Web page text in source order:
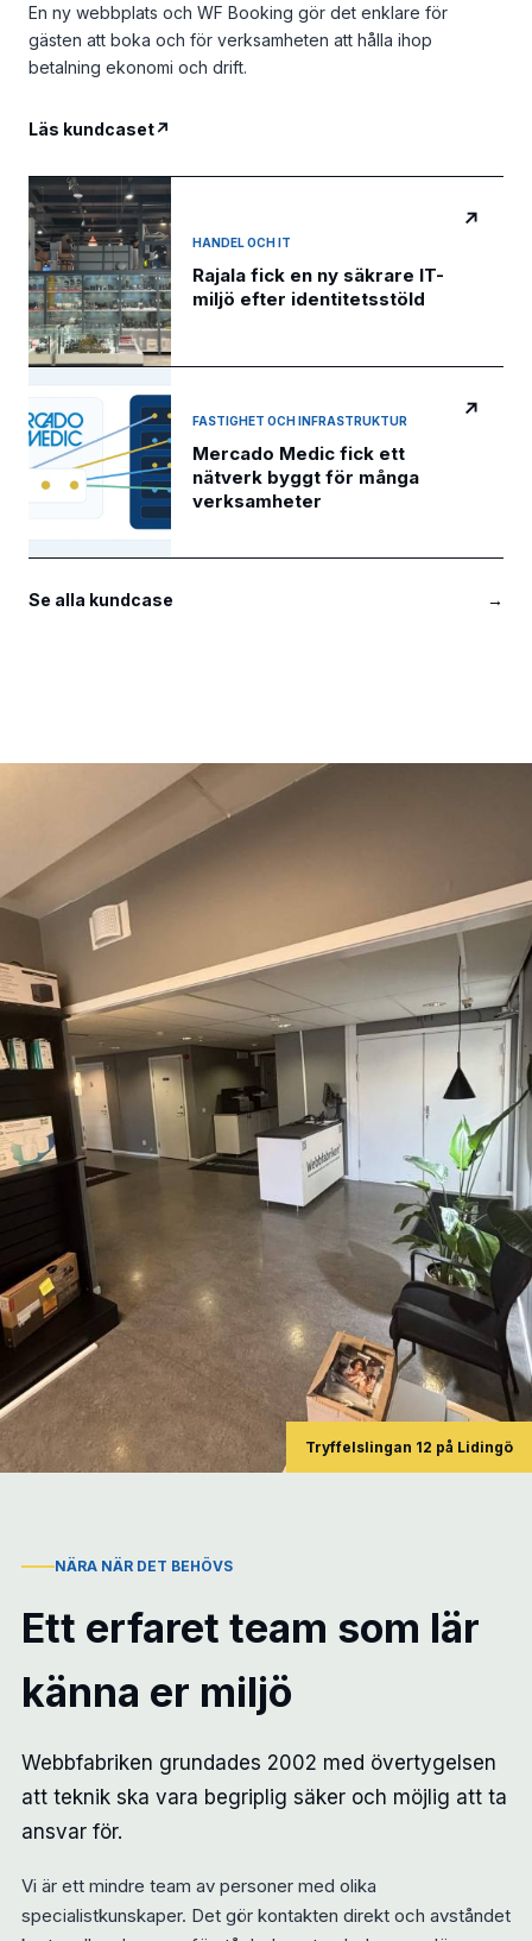
En ny webbplats och WF Booking gör det enklare för
gästen att boka och för verksamheten att hålla ihop
betalning ekonomi och drift.
Läs kundcaset↗
HANDEL OCH IT
Rajala fick en ny säkrare IT-
miljö efter identitetsstöld
↗
FASTIGHET OCH INFRASTRUKTUR
Mercado Medic fick ett
nätverk byggt för många
verksamheter
↗
Se alla kundcase →
Tryffelslingan 12 på Lidingö
NÄRA NÄR DET BEHÖVS
Ett erfaret team som lär
känna er miljö
Webbfabriken grundades 2002 med övertygelsen
att teknik ska vara begriplig säker och möjlig att ta
ansvar för.
Vi är ett mindre team av personer med olika
specialistkunskaper. Det gör kontakten direkt och avståndet